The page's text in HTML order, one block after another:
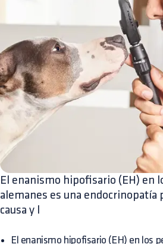
El enanismo hipofisario (EH) en
alemanes es una endocrinopatía
causa y l
El enanismo hipofisario (EH) en los